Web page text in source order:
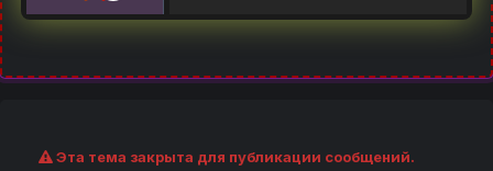
Эта тема закрыта для публикации сообщений.